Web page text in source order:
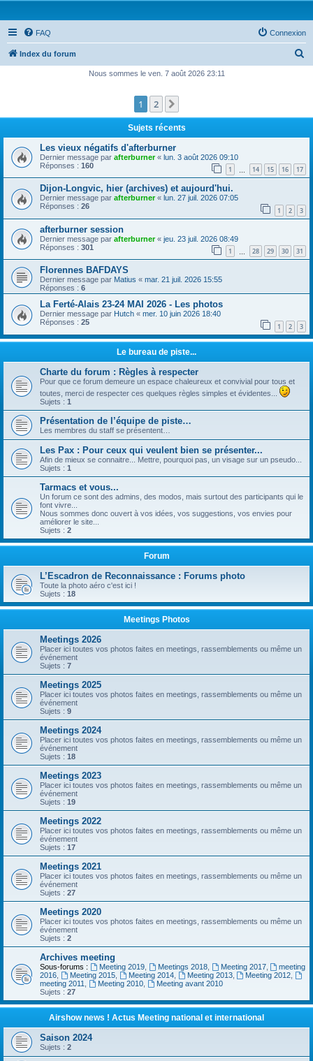
FAQ Connexion
Index du forum
e
r
r
Nous sommes le ven. 7 août 2026 23:11
1 2
Sujets récents
Les vieux négatifs d'afterburner
Dernier message par afterburner« lun. 3 août 2026 09:10
Réponses : 160 1 14 15 16 17
Dijon-Longvic, hier (archives) et aujourd'hui.
Dernier message par afterburner« lun. 27 juil. 2026 07:05
Réponses : 26 1 2 3
afterburner session
Dernier message par afterburner« jeu. 23 juil. 2026 08:49
Réponses : 301 1 28 29 30 31
Florennes BAFDAYS
Dernier message par Matius « mar. 21 juil. 2026 15:55
Réponses : 6
La Ferté-Alais 23-24 MAI 2026 - Les photos
Dernier message par Hutch « mer. 10 juin 2026 18:40
Réponses : 25 1 2 3
Le bureau de piste...
Charte du forum : Règles à respecter
Pour que ce forum demeure un espace chaleureux et convivial pour tous et
toutes, merci de respecter ces quelques règles simples et évidentes...
Sujets : 1
Présentation de l’équipe de piste…
Les membres du staff se présentent…
Les Pax : Pour ceux qui veulent bien se présenter...
Afin de mieux se connaitre... Mettre, pourquoi pas, un visage sur un pseudo...
Sujets : 1
Tarmacs et vous...
Un forum ce sont des admins, des modos, mais surtout des participants qui le
font vivre...
Nous sommes donc ouvert à vos idées, vos suggestions, vos envies pour
améliorer le site...
Sujets : 2
Forum
L’Escadron de Reconnaissance : Forums photo
Toute la photo aéro c'est ici !
Sujets : 18
Meetings Photos
Meetings 2026
Placer ici toutes vos photos faites en meetings, rassemblements ou même un
événement
Sujets : 7
Meetings 2025
Placer ici toutes vos photos faites en meetings, rassemblements ou même un
événement
Sujets : 9
Meetings 2024
Placer ici toutes vos photos faites en meetings, rassemblements ou même un
événement
Sujets : 18
Meetings 2023
Placer ici toutes vos photos faites en meetings, rassemblements ou même un
événement
Sujets : 19
Meetings 2022
Placer ici toutes vos photos faites en meetings, rassemblements ou même un
événement
Sujets : 17
Meetings 2021
Placer ici toutes vos photos faites en meetings, rassemblements ou même un
événement
Sujets : 27
Meetings 2020
Placer ici toutes vos photos faites en meetings, rassemblements ou même un
événement
Sujets : 2
Archives meeting
Sous-forums : Meeting 2019, Meetings 2018, Meeting 2017,
meeting
2016
Meeting 2015, Meeting 2014, Meeting 2013, Meeting 2012
meeting 2011
Meeting 2010,
Meeting avant 2010
Sujets : 27
Airshow news ! Actus Meeting national et international
Saison 2024
Sujets : 2